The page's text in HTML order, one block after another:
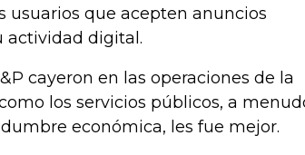
usuarios que acepten anuncios
actividad digital.
cayeron en las operaciones de la
los servicios públicos, a
económica, les fue mejor.